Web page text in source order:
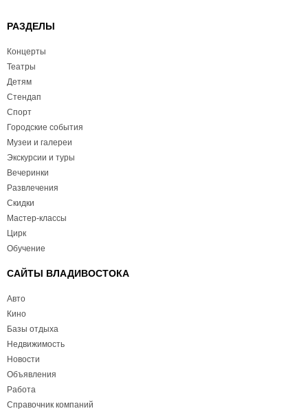
РАЗДЕЛЫ
Концерты
Театры
Детям
Стендап
Спорт
Городские события
Музеи и галереи
Экскурсии и туры
Вечеринки
Развлечения
Скидки
Мастер-классы
Цирк
Обучение
САЙТЫ ВЛАДИВОСТОКА
Авто
Кино
Базы отдыха
Недвижимость
Новости
Объявления
Работа
Справочник компаний